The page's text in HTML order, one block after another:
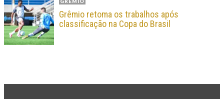
Grêmio retoma os trabalhos após
classificação na Copa do Brasil